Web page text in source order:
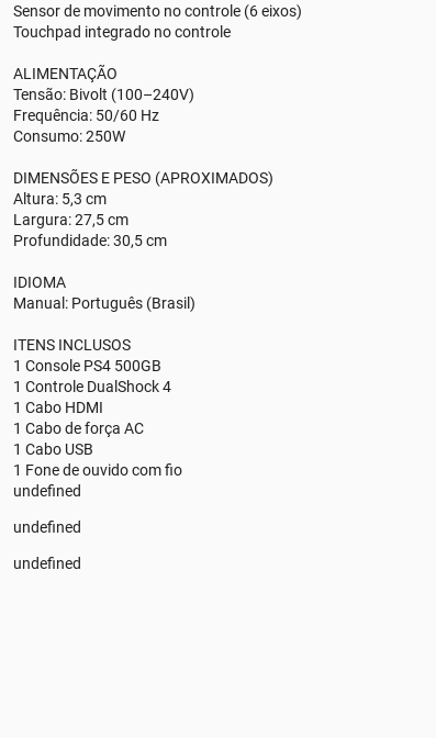
Sensor de movimento no controle (6 eixos)
Touchpad integrado no controle
ALIMENTAÇÃO
Tensão: Bivolt (100–240V)
Frequência: 50/60 Hz
Consumo: 250W
DIMENSÕES E PESO (APROXIMADOS)
Altura: 5,3 cm
Largura: 27,5 cm
Profundidade: 30,5 cm
IDIOMA
Manual: Português (Brasil)
ITENS INCLUSOS
1 Console PS4 500GB
1 Controle DualShock 4
1 Cabo HDMI
1 Cabo de força AC
1 Cabo USB
1 Fone de ouvido com fio
undefined
undefined
undefined